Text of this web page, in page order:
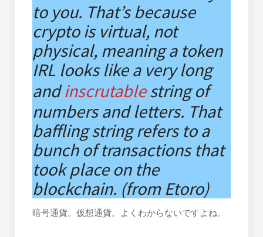
to you. That’s because
crypto is virtual, not
physical, meaning a token
IRL looks like a very long
andinscrutablestring of
numbers and letters. That
baffling string refers to a
bunch of transactions that
took place on the
blockchain. (from Etoro)
暗号通貨。仮想通貨。よくわからないですよね。